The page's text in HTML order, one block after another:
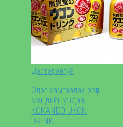
Дэлгэрэнгүй
Элэг хамгаалах эрүүл
мэндийн ундаа
KOKANDO UKON
DRINK